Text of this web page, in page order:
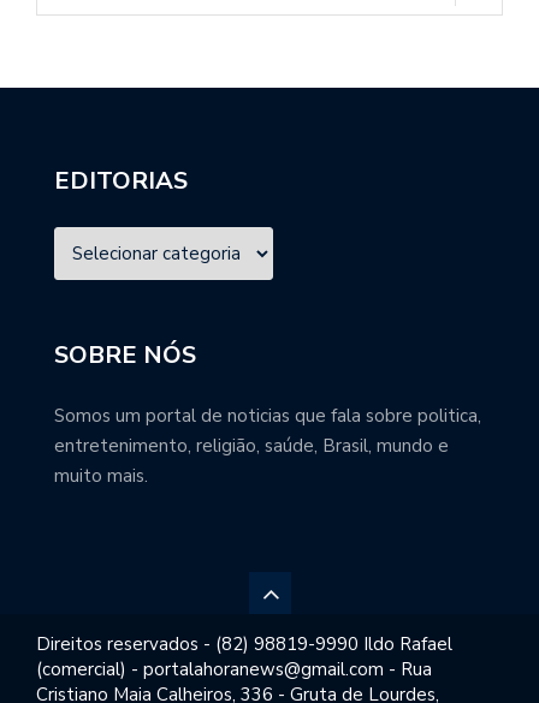
EDITORIAS
SOBRE NÓS
Somos um portal de noticias que fala sobre politica,
entretenimento, religião, saúde, Brasil, mundo e
muito mais.
Direitos reservados - (82) 98819-9990 Ildo Rafael
(comercial) - portalahoranews@gmail.com - Rua
Cristiano Maia Calheiros, 336 - Gruta de Lourdes,